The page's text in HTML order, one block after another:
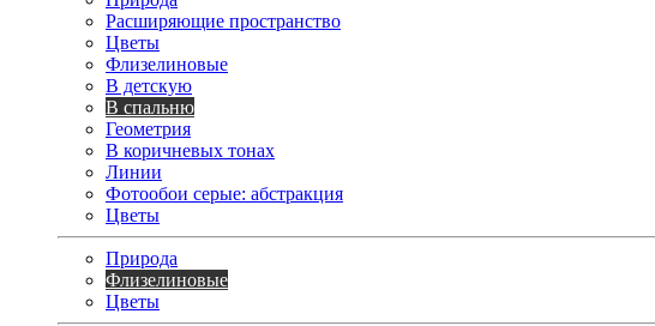
Расширяющие пространство
Цветы
Флизелиновые
В детскую
В спальню
Геометрия
В коричневых тонах
Линии
Фотообои серые: абстракция
Цветы
Природа
Флизелиновые
Цветы